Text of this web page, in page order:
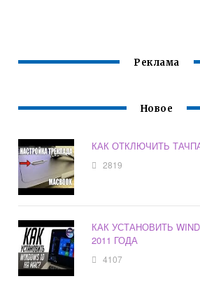
Реклама
Новое
КАК ОТКЛЮЧИТЬ
2819
КАК УСТАНОВИТЬ
2011 ГОДА
4107